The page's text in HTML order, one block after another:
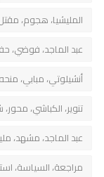
المليشيا، هجوم،
عبد الماجد، فوضي،
أنشيلوتي، مبابي،
تنوير، الكباشي،
عبد الماجد، مشهد،
مراجعة، السياسة،